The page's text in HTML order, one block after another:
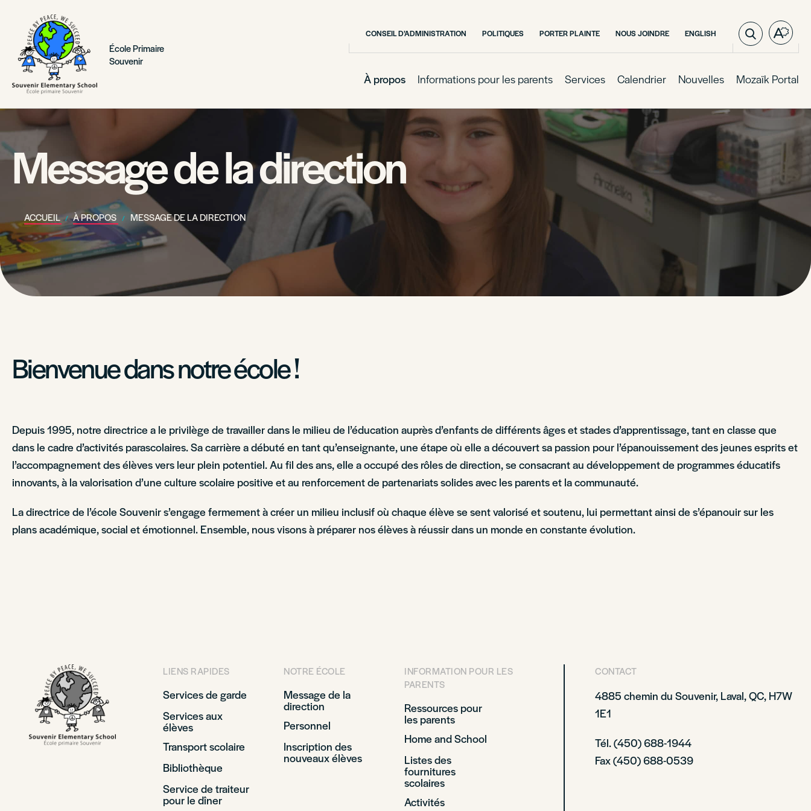
École Primaire
Souvenir
CONSEIL D’ADMINISTRATION POLITIQUES PORTER PLAINTE NOUS JOINDRE ENGLISHVISITER
PAGE
ENGLISH.
la
À propos Informations pour les parents Services Calendrier Nouvelles Mozaïk Portal
Message de la direction
ACCUEIL À PROPOS MESSAGE DE LA DIRECTION
Bienvenue dans notre école !
Depuis 1995, notre directrice a le privilège de travailler dans le milieu de l’éducation auprès d’enfants de différents âges et stades d’apprentissage, tant en classe que
dans le cadre d’activités parascolaires. Sa carrière a débuté en tant qu’enseignante, une étape où elle a découvert sa passion pour l’épanouissement des jeunes esprits et
l’accompagnement des élèves vers leur plein potentiel. Au fil des ans, elle a occupé des rôles de direction, se consacrant au développement de programmes éducatifs
innovants, à la valorisation d’une culture scolaire positive et au renforcement de partenariats solides avec les parents et la communauté.
La directrice de l’école Souvenir s’engage fermement à créer un milieu inclusif où chaque élève se sent valorisé et soutenu, lui permettant ainsi de s’épanouir sur les
plans académique, social et émotionnel. Ensemble, nous visons à préparer nos élèves à réussir dans un monde en constante évolution.
LIENS RAPIDES
Services de garde
Services aux
élèves
Transport scolaire
Bibliothèque
Service de traiteur
pour le dîner
NOTRE ÉCOLE
Message de la
direction
Personnel
Inscription des
nouveaux élèves
INFORMATION POUR LES
PARENTS
Ressources pour
les parents
Home and School
Listes des
fournitures
scolaires
Activités
CONTACT
4885 chemin du Souvenir, Laval, QC, H7W
1E1
Tél. (450) 688-1944
Fax (450) 688-0539